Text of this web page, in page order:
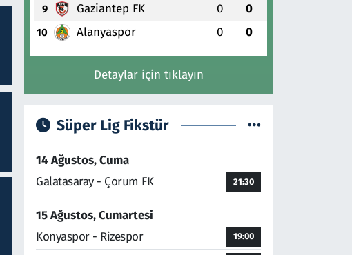
9 Gaziantep FK 0 0
10 Alanyaspor 0 0
Detaylar için tıklayın
Süper Lig Fikstür
14 Ağustos, Cuma
Galatasaray - Çorum FK
21:30
15 Ağustos, Cumartesi
Konyaspor - Rizespor
19:00